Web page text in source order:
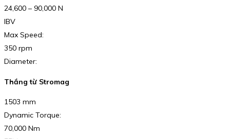
24,600 – 90,000 N
IBV
Max Speed:
350 rpm
Diameter:
Thắng từ Stromag
1503 mm
Dynamic Torque:
70,000 Nm